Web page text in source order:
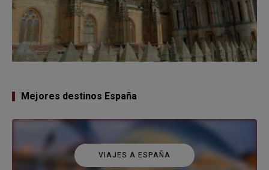
Mejores destinos España
VIAJES A ESPAÑA